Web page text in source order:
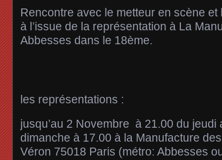
Rencontre avec le metteur en scène
à l’issue de la représentation à La
Abbesses dans le 18ème.
les représentations :
jusqu’au 2 Novembre à 21.00 du jeudi
dimanche à 17.00 à la Manufacture
Véron 75018 Paris (métro: Abbesses